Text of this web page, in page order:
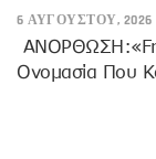
6 ΑΥΓΟΎΣΤΟΥ, 2026
Ονομασία Που